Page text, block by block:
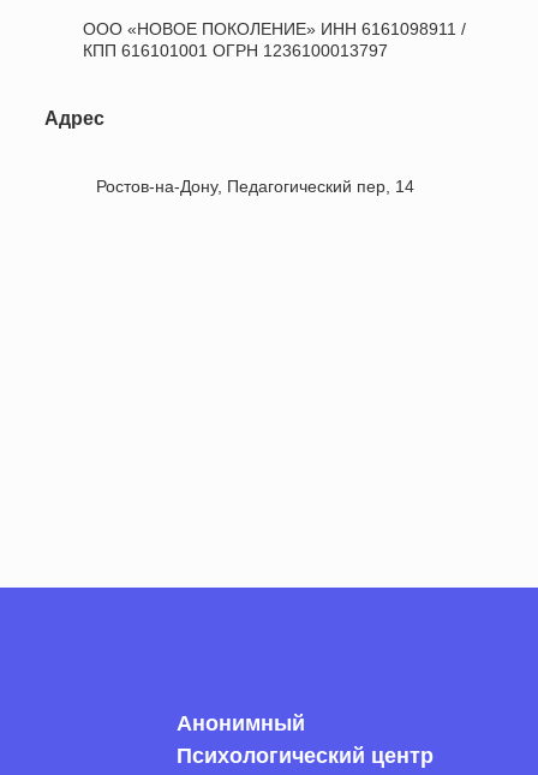
ООО «НОВОЕ ПОКОЛЕНИЕ» ИНН 6161098911 /
КПП 616101001 ОГРН 1236100013797
Адрес
Ростов-на-Дону, Педагогический пер, 14
Анонимный
Психологический центр